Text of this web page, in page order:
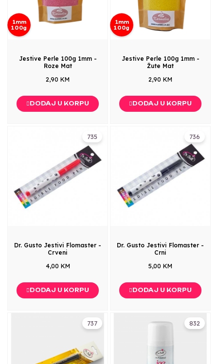
1mm
100g
Jestive Perle 100g 1mm -
Roze Mat
2,90 KM
DODAJ U KORPU
1mm
100g
Jestive Perle 100g 1mm -
Žute Mat
2,90 KM
DODAJ U KORPU
735
Dr. Gusto Jestivi Flomaster -
Crveni
4,00 KM
DODAJ U KORPU
736
Dr. Gusto Jestivi Flomaster -
Crni
5,00 KM
DODAJ U KORPU
737 832